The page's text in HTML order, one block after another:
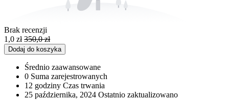
Brak recenzji
1,0 zł 350,0zł
Dodaj do koszyka
Średnio zaawansowane
0 Suma zarejestrowanych
12 godziny Czas trwania
25 października, 2024 Ostatnio zaktualizowano